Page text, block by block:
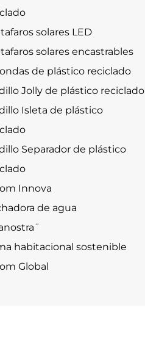
solares LED
solares encastrables
de plástico reciclado
Jolly de plástico reciclado
Isleta de plástico
Separador de plástico
Innova
de agua
habitacional sostenible
Global